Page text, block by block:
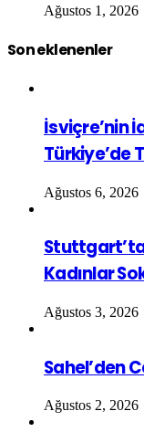
Ağustos 1, 2026
Son eklenenler
İsviçre’nin
Türkiye’de
Ağustos 6, 2026
Stuttgart’ta
Kadınlar
Ağustos 3, 2026
Sahel’den
Ağustos 2, 2026